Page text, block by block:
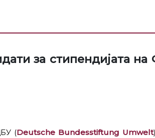
за стипендијата на
(Deutsche Bundesstiftung Umwelt